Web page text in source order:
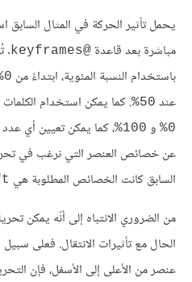
يحمل تأثير الحركة في المثال السابق
مباشرة بعد قاعدة @keyframes
.
باستخدام النسبة المئوية، ابتداءً من 0%
عند 50% . كما يمكن استخدام الكلمات
0% و 100%
، كما يمكن تعيين أي
عن خصائص العنصر التي نرغب في
السابق كانت الخصائص المطلوبة هي
من الضروري الانتباه إلى أنّه يمكن
الحال مع تأثيرات الانتقال. فعلى
عنصر من الأعلى إلى الأسفل، فإن